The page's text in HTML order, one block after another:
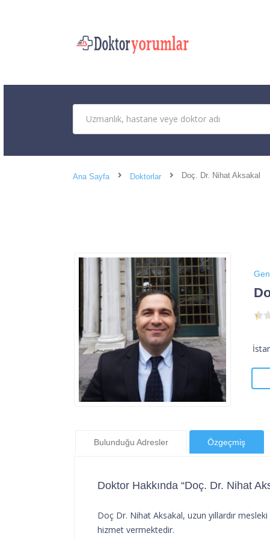
Ana Sayfa Doktorlar Doç. Dr. Nihat Aksakal
Bulunduğu Adresler Özgeçmiş
Doktor Hakkında “Doç. Dr. Nihat
Doç Dr. Nihat Aksakal, uzun yıllardır
hizmet vermektedir.